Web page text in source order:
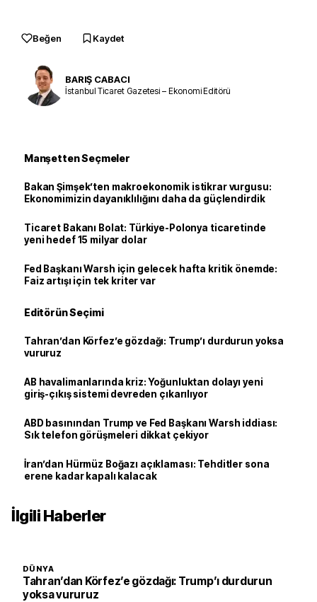
Beğen Kaydet
BARIŞ CABACI
İstanbul Ticaret Gazetesi – Ekonomi Editörü
Manşetten Seçmeler
Bakan Şimşek’ten makroekonomik istikrar vurgusu:
Ekonomimizin dayanıklılığını daha da güçlendirdik
Ticaret Bakanı Bolat: Türkiye-Polonya ticaretinde
yeni hedef 15 milyar dolar
Fed Başkanı Warsh için gelecek hafta kritik önemde:
Faiz artışı için tek kriter var
Editörün Seçimi
Tahran’dan Körfez’e gözdağı: Trump’ı durdurun yoksa
vururuz
AB havalimanlarında kriz: Yoğunluktan dolayı yeni
giriş-çıkış sistemi devreden çıkarılıyor
ABD basınından Trump ve Fed Başkanı Warsh iddiası:
Sık telefon görüşmeleri dikkat çekiyor
İran’dan Hürmüz Boğazı açıklaması: Tehditler sona
erene kadar kapalı kalacak
İlgili Haberler
DÜNYA
Tahran’dan Körfez’e gözdağı: Trump’ı durdurun
yoksa vururuz